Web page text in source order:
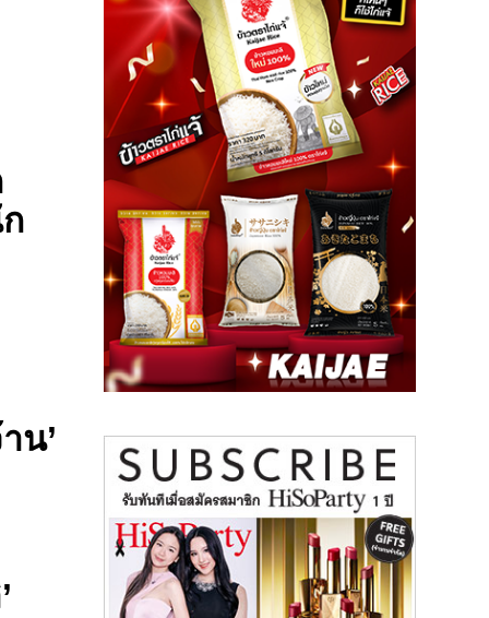
น’